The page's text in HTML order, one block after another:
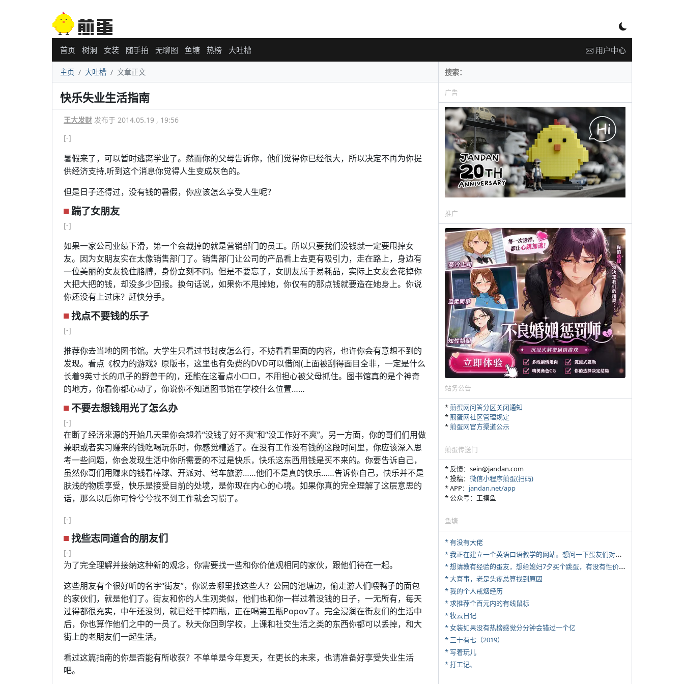
首页 树洞 女装 随手拍 无聊图 鱼塘 热榜 大吐槽 用户中心
主页 大吐槽 文章正文
快乐失业生活指南
王大发财 发布于 2014.05.19 , 19:56
[-]
暑假来了，可以暂时逃离学业了。然而你的父母告诉你，他们觉得你已经很大，所以决定不再为你提
供经济支持,听到这个消息你觉得人生变成灰色的。
但是日子还得过，没有钱的暑假，你应该怎么享受人生呢？
踹了女朋友
[-]
如果一家公司业绩下滑，第一个会裁掉的就是营销部门的员工。所以只要我们没钱就一定要甩掉女
友。因为女朋友实在太像销售部门了。销售部门让公司的产品看上去更有吸引力，走在路上，身边有
一位美丽的女友挽住胳膊，身份立刻不同。但是不要忘了，女朋友属于易耗品，实际上女友会花掉你
大把大把的钱，却没多少回报。换句话说，如果你不甩掉她，你仅有的那点钱就要造在她身上。你说
你还没有上过床？赶快分手。
找点不要钱的乐子
[-]
推荐你去当地的图书馆。大学生只看过书封皮怎么行，不妨看看里面的内容，也许你会有意想不到的
发现。看点《权力的游戏》原版书，这里也有免费的DVD可以借阅(上面被刮得面目全非，一定是什么
长着9英寸长的爪子的野兽干的)，还能在这看点小□□，不用担心被父母抓住。图书馆真的是个神奇
的地方，你看你都心动了，你说你不知道图书馆在学校什么位置……
不要去想钱用光了怎么办
[-]
在断了经济来源的开始几天里你会想着“没钱了好不爽”和“没工作好不爽”。另一方面，你的哥们们用做
兼职或者实习赚来的钱吃喝玩乐时，你感觉糟透了。在没有工作没有钱的这段时间里，你应该深入思
考一些问题，你会发现生活中你所需要的不过是快乐，快乐这东西用钱是买不来的。你要告诉自己，
虽然你哥们用赚来的钱看棒球、开派对、驾车旅游……他们不是真的快乐……告诉你自己，快乐并不是
肤浅的物质享受，快乐是接受目前的处境，是你现在内心的心境。如果你真的完全理解了这层意思的
话，那么以后你可怜兮兮找不到工作就会习惯了。
[-]
找些志同道合的朋友们
[-]
为了完全理解并接纳这种新的观念，你需要找一些和你价值观相同的家伙，跟他们待在一起。
这些朋友有个很好听的名字“街友”，你说去哪里找这些人？公园的池塘边，偷走游人们喂鸭子的面包
的家伙们，就是他们了。街友和你的人生观类似，他们也和你一样过着没钱的日子，一无所有，每天
过得都很充实，中午还没到，就已经干掉四瓶，正在喝第五瓶Popov了。完全浸润在街友们的生活中
后，你也算作他们之中的一员了。秋天你回到学校，上课和社交生活之类的东西你都可以丢掉，和大
街上的老朋友们一起生活。
看过这篇指南的你是否能有所收获？不单单是今年夏天，在更长的未来，也请准备好享受失业生活
吧。
广告
推广
站务公告
*煎蛋网问答分区关闭通知
*煎蛋网社区管理规定
*煎蛋网官方渠道公示
煎蛋传送门
* 反馈：sein@jandan.com
* 投稿： 微信小程序煎蛋(扫码)
* APP： jandan.net/app
* 公众号：王摸鱼
鱼塘
* 有没有大佬
*
我正在建立一个英语口语教学的网站。想问一下蛋友们对这类教学机构或网站的痛点。
*
想请教有经验的蛋友，想给媳妇7夕买个跳蛋，有没有性价比高的推荐
* 大喜事，老是头疼总算找到原因
* 我的个人戒烟经历
* 求推荐个百元内的有线鼠标
* 牧云日记
* 女装如果没有热榜感觉分分钟会错过一个亿
* 三十有七（2019）
* 写着玩儿
* 打工记、